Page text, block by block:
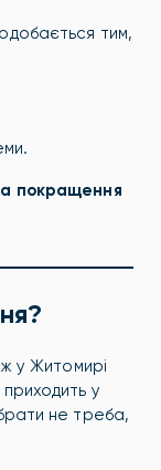
тим,
покращення
у Житомирі
у
не треба,